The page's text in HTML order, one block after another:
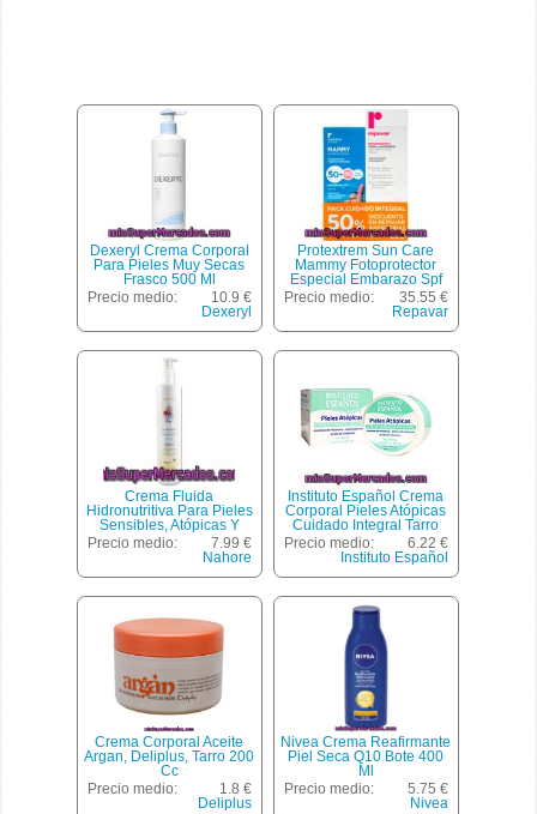
Dexeryl Crema Corporal
Para Pieles Muy Secas
Frasco 500 Ml
Precio medio:
10.9 €
Dexeryl
Protextrem Sun Care
Mammy Fotoprotector
Especial Embarazo Spf
50+ Y Crema Repavar
Antiestrías
Precio medio:
35.55 €
Repavar
Crema Fluida
Hidronutritiva Para Pieles
Sensibles, Atópicas Y
Delicadas, Nahore Baby
500 Mililitros
Precio medio:
7.99 €
Nahore
Instituto Español Crema
Corporal Pieles Atópicas
Cuidado Integral Tarro
400
Precio medio:
6.22 €
Instituto Español
Crema Corporal Aceite
Argan, Deliplus, Tarro 200
Cc
Precio medio:
1.8 €
Deliplus
Nivea Crema Reafirmante
Piel Seca Q10 Bote 400
Ml
Precio medio:
5.75 €
Nivea